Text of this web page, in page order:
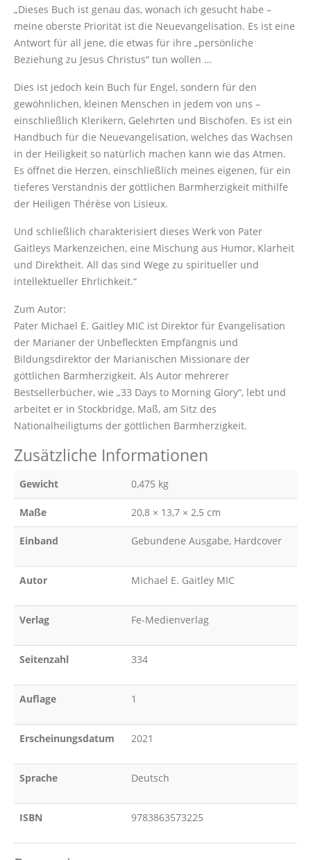
„Dieses Buch ist genau das, wonach ich gesucht habe –
meine oberste Priorität ist die Neuevangelisation. Es ist eine
Antwort für all jene, die etwas für ihre „persönliche
Beziehung zu Jesus Christus“ tun wollen …
Dies ist jedoch kein Buch für Engel, sondern für den
gewöhnlichen, kleinen Menschen in jedem von uns –
einschließlich Klerikern, Gelehrten und Bischöfen. Es ist ein
Handbuch für die Neuevangelisation, welches das Wachsen
in der Heiligkeit so natürlich machen kann wie das Atmen.
Es öffnet die Herzen, einschließlich meines eigenen, für ein
tieferes Verständnis der göttlichen Barmherzigkeit mithilfe
der Heiligen Thérèse von Lisieux.
Und schließlich charakterisiert dieses Werk von Pater
Gaitleys Markenzeichen, eine Mischung aus Humor, Klarheit
und Direktheit. All das sind Wege zu spiritueller und
intellektueller Ehrlichkeit.“
Zum Autor:
Pater Michael E. Gaitley MIC ist Direktor für Evangelisation
der Marianer der Unbefleckten Empfängnis und
Bildungsdirektor der Marianischen Missionare der
göttlichen Barmherzigkeit. Als Autor mehrerer
Bestsellerbücher, wie „33 Days to Morning Glory“, lebt und
arbeitet er in Stockbridge, Maß, am Sitz des
Nationalheiligtums der göttlichen Barmherzigkeit.
Zusätzliche Informationen
Gewicht 0,475 kg
Maße 20,8 × 13,7 × 2,5 cm
Einband Gebundene Ausgabe, Hardcover
Autor Michael E. Gaitley MIC
Verlag Fe-Medienverlag
Seitenzahl 334
Auflage 1
Erscheinungsdatum 2021
Sprache Deutsch
ISBN 9783863573225